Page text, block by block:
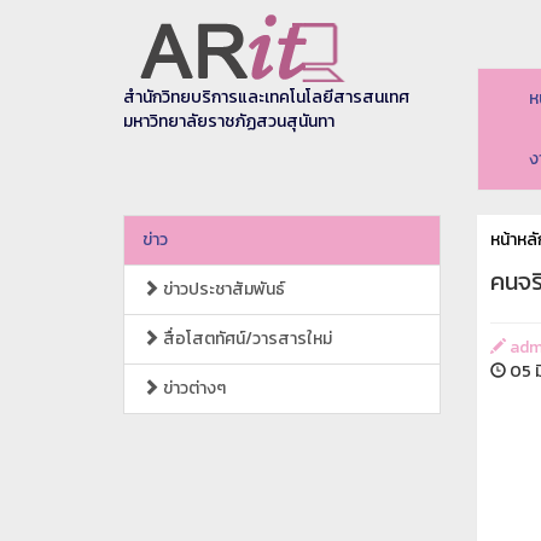
สำนักวิทยบริการและเทคโนโลยีสารสนเทศ
มหาวิทยาลัยราชภัฏสวนสุนันทา
ข่าว
ข่าวประชาสัมพันธ์
สื่อโสตทัศน์/วารสารใหม่
ข่าวต่างๆ
หน้าห
คนจ
05